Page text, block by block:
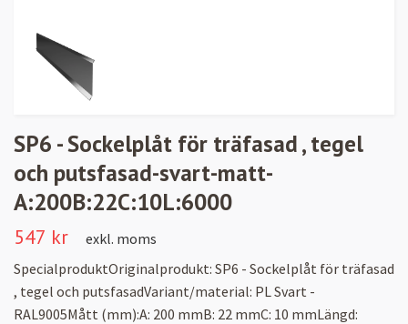
SP6 - Sockelplåt för träfasad , tegel
och putsfasad-svart-matt-
A:200B:22C:10L:6000
547 kr
exkl. moms
SpecialproduktOriginalprodukt: SP6 - Sockelplåt för träfasad
, tegel och putsfasadVariant/material: PL Svart -
RAL9005Mått (mm):A: 200 mmB: 22 mmC: 10 mmLängd: